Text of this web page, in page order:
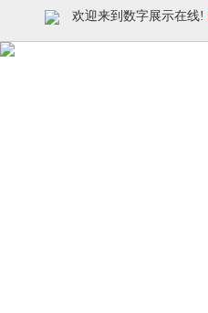
欢迎来到数字展示在线!